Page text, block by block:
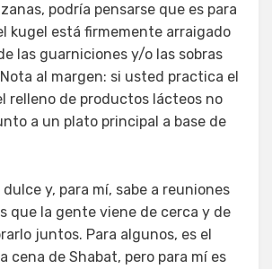
podría pensarse que es para
kugel está firmemente arraigado
las guarniciones y/o las sobras
al margen: si usted practica el
relleno de productos lácteos no
a un plato principal a base de
dulce y, para mí, sabe a reuniones
que la gente viene de cerca y de
juntos. Para algunos, es el
cena de Shabat, pero para mí es